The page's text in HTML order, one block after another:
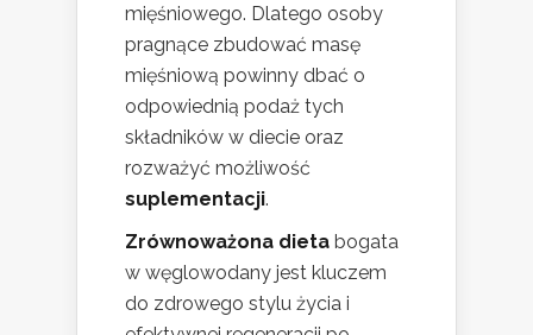
mięśniowego. Dlatego osoby
pragnące zbudować masę
mięśniową powinny dbać o
odpowiednią podaż tych
składników w diecie oraz
rozważyć możliwość
suplementacji.
Zrównoważona dieta bogata
w węglowodany jest kluczem
do zdrowego stylu życia i